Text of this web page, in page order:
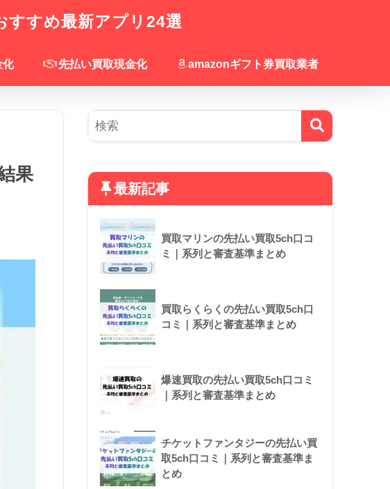
すすめ最新アプリ24選
化 先払い買取現金化 amazonギフト券買取業者
果
最新記事
買取マリンの先払い買取5ch口コ
ミ｜系列と審査基準まとめ
買取らくらくの先払い買取5ch口
コミ｜系列と審査基準まとめ
爆速買取の先払い買取5ch口コミ
｜系列と審査基準まとめ
チケットファンタジーの先払い買
取5ch口コミ｜系列と審査基準ま
とめ